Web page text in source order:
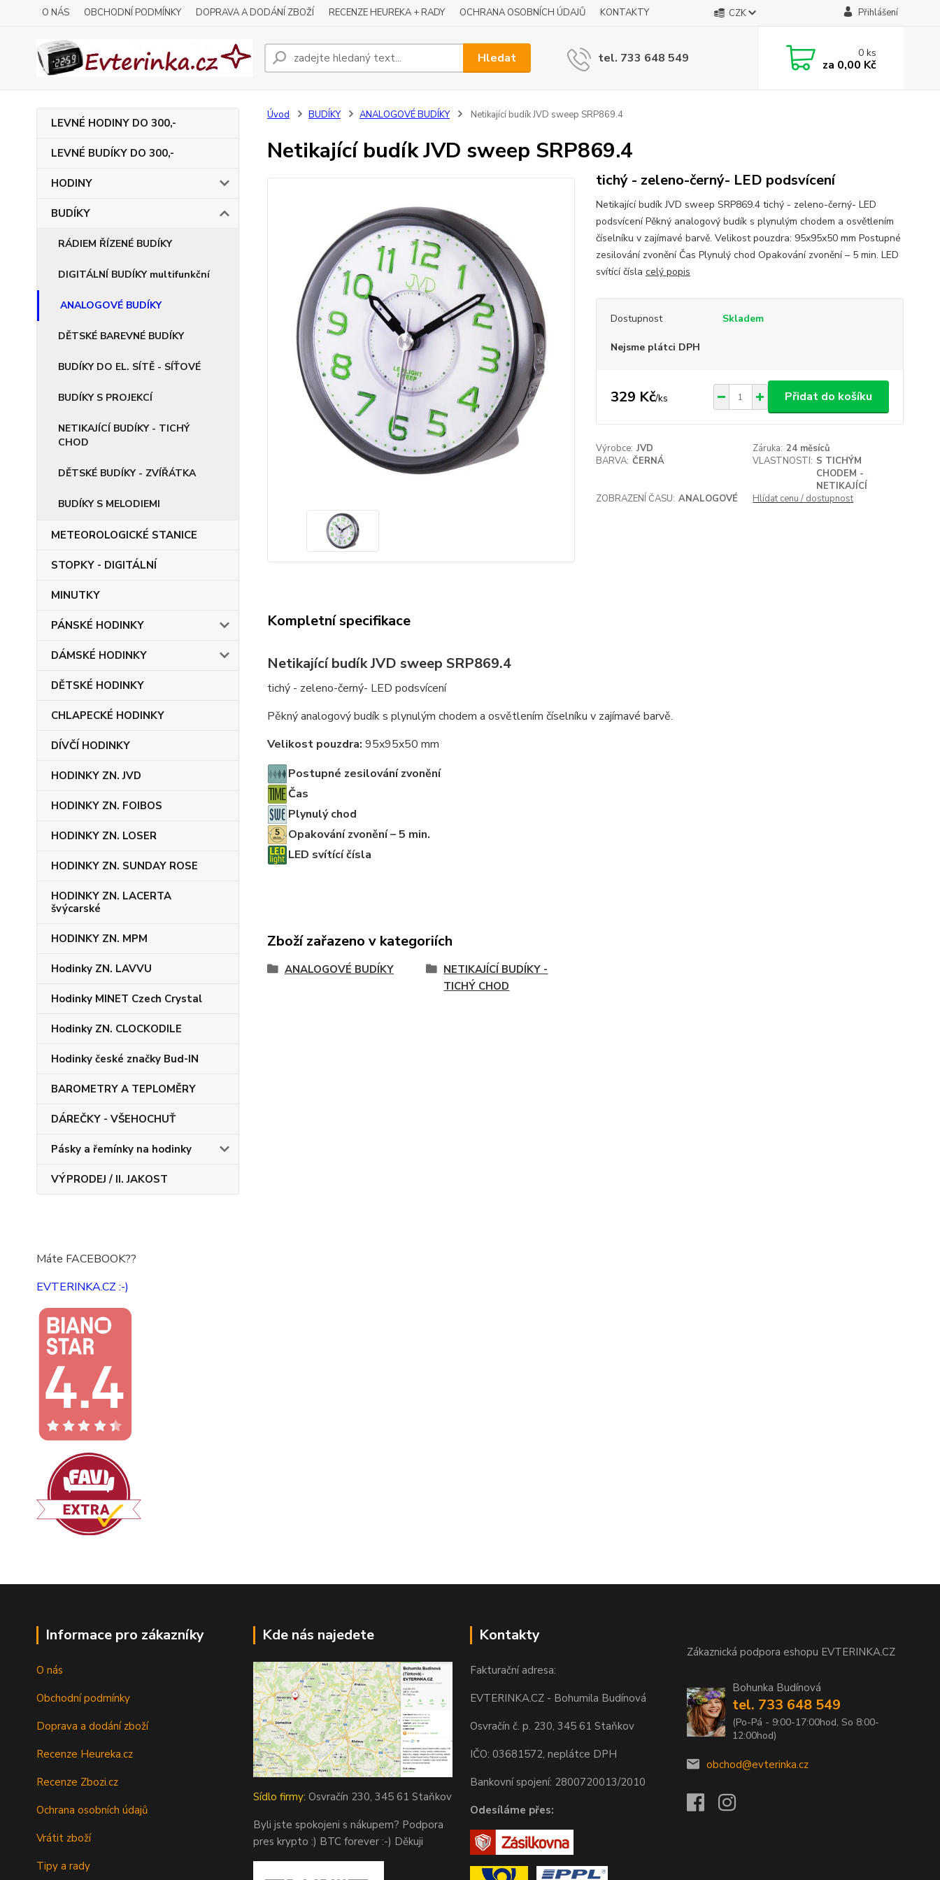
O NÁS OBCHODNÍ PODMÍNKY DOPRAVA A DODÁNÍ ZBOŽÍ RECENZE HEUREKA + RADY OCHRANA OSOBNÍCH ÚDAJŮ KONTAKTY CZK Přihlášení
Hledat tel. 733 648 549 0ks
za 0,00 Kč
LEVNÉ HODINY DO 300,-
LEVNÉ BUDÍKY DO 300,-
HODINY
BUDÍKY
RÁDIEM ŘÍZENÉ BUDÍKY
DIGITÁLNÍ BUDÍKY multifunkční
ANALOGOVÉ BUDÍKY
DĚTSKÉ BAREVNÉ BUDÍKY
BUDÍKY DO EL. SÍTĚ - SÍŤOVÉ
BUDÍKY S PROJEKCÍ
NETIKAJÍCÍ BUDÍKY - TICHÝ
CHOD
DĚTSKÉ BUDÍKY - ZVÍŘÁTKA
BUDÍKY S MELODIEMI
METEOROLOGICKÉ STANICE
STOPKY - DIGITÁLNÍ
MINUTKY
PÁNSKÉ HODINKY
DÁMSKÉ HODINKY
DĚTSKÉ HODINKY
CHLAPECKÉ HODINKY
DÍVČÍ HODINKY
HODINKY ZN. JVD
HODINKY ZN. FOIBOS
HODINKY ZN. LOSER
HODINKY ZN. SUNDAY ROSE
HODINKY ZN. LACERTA
švýcarské
HODINKY ZN. MPM
Hodinky ZN. LAVVU
Hodinky MINET Czech Crystal
Hodinky ZN. CLOCKODILE
Hodinky české značky Bud-IN
BAROMETRY A TEPLOMĚRY
DÁREČKY - VŠEHOCHUŤ
Pásky a řemínky na hodinky
VÝPRODEJ / II. JAKOST
Máte FACEBOOK??
EVTERINKA.CZ :-)
Úvod BUDÍKY ANALOGOVÉ BUDÍKY Netikající budík JVD sweep SRP869.4
Netikající budík JVD sweep SRP869.4
tichý - zeleno-černý- LED podsvícení
Netikající budík JVD sweep SRP869.4 tichý - zeleno-černý- LED
podsvícení Pěkný analogový budík s plynulým chodem a osvětlením
číselníku v zajímavé barvě. Velikost pouzdra: 95x95x50 mm Postupné
zesilování zvonění Čas Plynulý chod Opakování zvonění – 5 min. LED
svítící čísla celý popis
Dostupnost Skladem
Nejsme plátci DPH
329 Kč/ks Přidat do košíku
Výrobce: JVD Záruka: 24 měsíců
BARVA: ČERNÁ VLASTNOSTI: S TICHÝM
CHODEM -
NETIKAJÍCÍ
ZOBRAZENÍ ČASU: ANALOGOVÉ Hlídat cenu / dostupnost
Kompletní specifikace
Netikající budík JVD sweep SRP869.4
tichý - zeleno-černý- LED podsvícení
Pěkný analogový budík s plynulým chodem a osvětlením číselníku v zajímavé barvě.
Velikost pouzdra: 95x95x50 mm
Postupné zesilování zvonění
Čas
Plynulý chod
Opakování zvonění – 5 min.
LED svítící čísla
Zboží zařazeno v kategoriích
ANALOGOVÉ BUDÍKY
NETIKAJÍCÍ BUDÍKY -
TICHÝ CHOD
Informace pro zákazníky
O nás
Obchodní podmínky
Doprava a dodání zboží
Recenze Heureka.cz
Recenze Zbozi.cz
Ochrana osobních údajů
Vrátit zboží
Tipy a rady
Kde nás najedete
Sídlo firmy: Osvračín 230, 345 61 Staňkov
Byli jste spokojeni s nákupem? Podpora
pres krypto :) BTC forever :-) Děkuji
Kontakty
Fakturační adresa:
EVTERINKA.CZ - Bohumila Budínová
Osvračín č. p. 230, 345 61 Staňkov
IČO: 03681572, neplátce DPH
Bankovní spojení: 2800720013/2010
Odesíláme přes:
Zákaznická podpora eshopu EVTERINKA.CZ
Bohunka Budínová
tel. 733 648 549
(Po-Pá - 9:00-17:00hod, So 8:00-
12:00hod)
obchod@evterinka.cz